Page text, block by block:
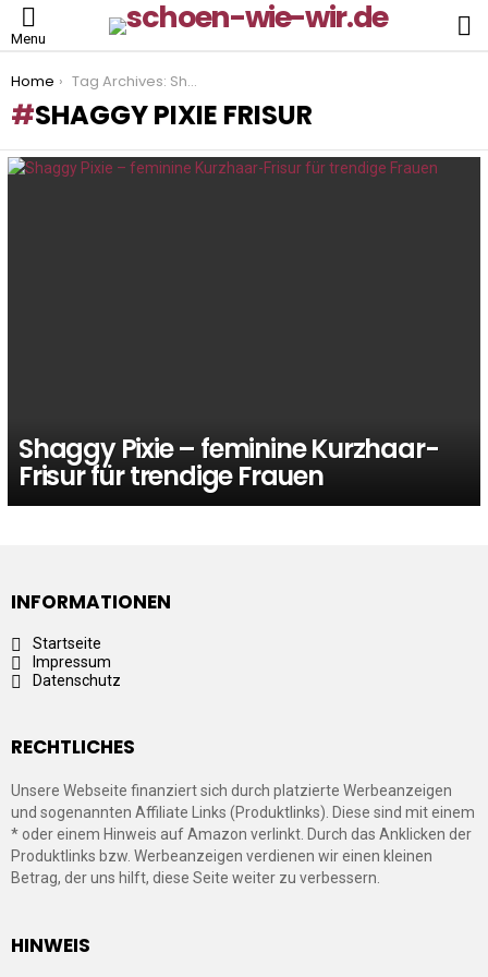
Menu
You are here:
Home Tag Archives: Shaggy Pixie Frisur
SHAGGY PIXIE FRISUR
Shaggy Pixie – feminine Kurzhaar-
Frisur für trendige Frauen
INFORMATIONEN
Startseite
Impressum
Datenschutz
RECHTLICHES
Unsere Webseite finanziert sich durch platzierte Werbeanzeigen
und sogenannten Affiliate Links (Produktlinks). Diese sind mit einem
* oder einem Hinweis auf Amazon verlinkt. Durch das Anklicken der
Produktlinks bzw. Werbeanzeigen verdienen wir einen kleinen
Betrag, der uns hilft, diese Seite weiter zu verbessern.
HINWEIS